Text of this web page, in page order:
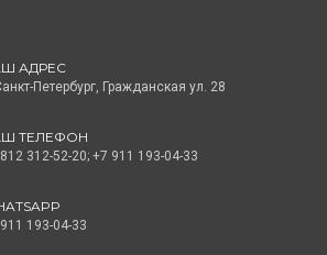
АДРЕС
Петербург, Гражданская ул. 28
ТЕЛЕФОН
312-52-20; +7 911 193-04-33
193-04-33